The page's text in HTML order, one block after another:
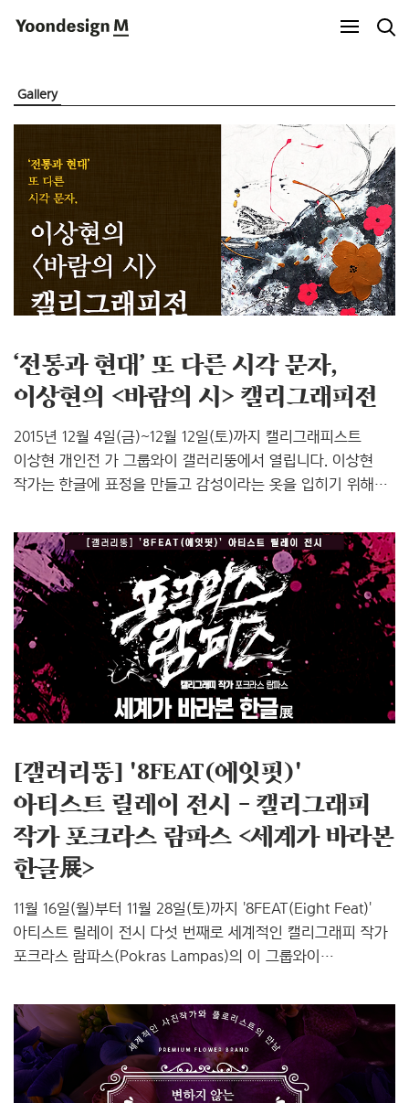
Yoondesign M
Gallery
‘전통과 현대’ 또 다른 시각 문자,
이상현의 <바람의 시> 캘리그래피전
2015년 12월 4일(금)~12월 12일(토)까지 캘리그래피스트
이상현 개인전 가 그룹와이 갤러리뚱에서 열립니다. 이상현
작가는 한글에 표정을 만들고 감성이라는 옷을 입히기 위해
개척자’라는 이름으로 잘 알려져 있으며, 국내외적으로 수많은
작품 활동을 통해 전통 서예를 대중예술로 승화시킨
인물이기도 합니다. 2010년~2012년 세계에서 가장 크다는
서울스퀘어미디어 LED캠버스에서의 영상 전시와 강남대로의
22개 미디어폴에서의 전시를 개최한 바 있고요, 2010년
서울G20정상회의에서 한글을 알리기 위한 작가로 선정되었고
위스키 ‘발렌타인17 스카파에디션’ 제품과의 콜라보레이션
한국 작가로 선정되기도 했답니다. 한국의 캘리그래피를 널리
알리기..
[갤러리뚱] '8FEAT(에잇핏)'
아티스트 릴레이 전시 – 캘리그래피
작가 포크라스 람파스 <세계가 바라본
한글展>
11월 16일(월)부터 11월 28일(토)까지 '8FEAT(Eight Feat)'
아티스트 릴레이 전시 다섯 번째로 세계적인 캘리그래피 작가
포크라스 람파스(Pokras Lampas)의 이 그룹와이
기업, 단체와 연계된 콘텐츠를 기획하여 아티스트와 기업의
상생을 추구하는 그룹와이(윤디자인연구소)의 아티스트
네트워크입니다. 'feat'의 사전적 정의는 '뛰어난 솜씨', '위업'을
뜻하며 숫자 '8'은 무한대 기호를 상징하는데요, 이러한 의미를
품고 시작한 '에잇핏'은 디자이너에게 심플하고 완벽한 온라인